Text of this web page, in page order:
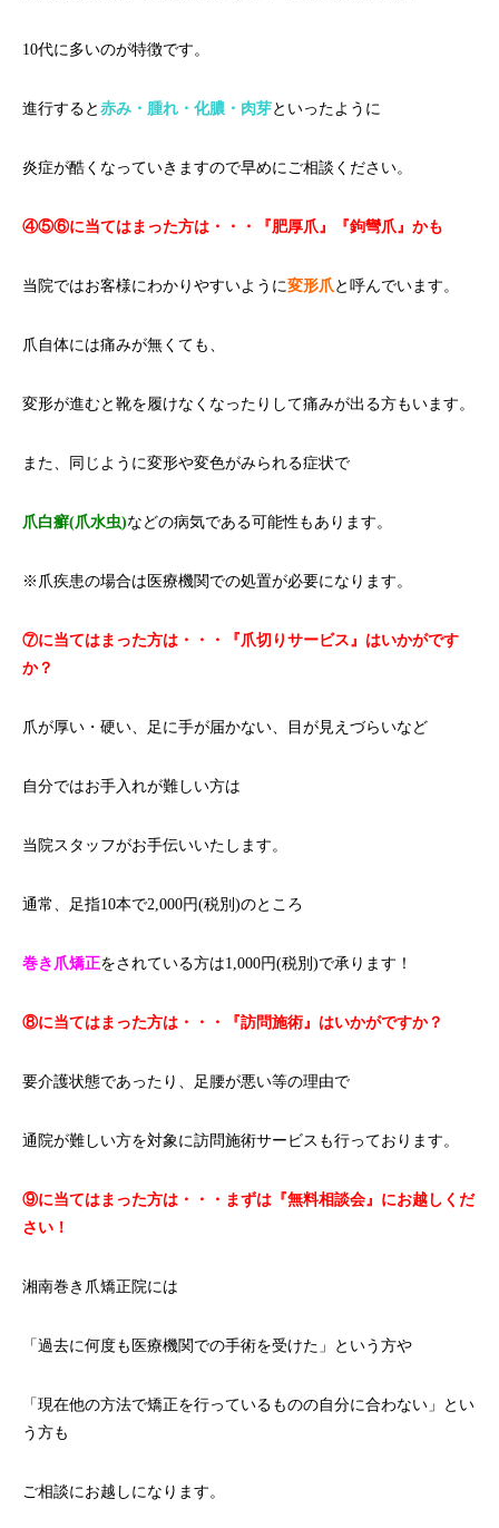
10代に多いのが特徴です。
進行すると 赤み・腫れ・化膿・肉芽といったように
炎症が酷くなっていきますので早めにご相談ください。
④⑤⑥に当てはまった方は・・・『肥厚爪』『鉤彎爪』かも
当院ではお客様にわかりやすいように変形爪と呼んでいます。
爪自体には痛みが無くても、
変形が進むと靴を履けなくなったりして痛みが出る方もいます。
また、同じように変形や変色がみられる症状で
爪白癬(爪水虫)などの病気である可能性もあります。
※爪疾患の場合は医療機関での処置が必要になります。
⑦に当てはまった方は・・・『爪切りサービス』はいかがです
か？
爪が厚い・硬い、足に手が届かない、目が見えづらいなど
自分ではお手入れが難しい方は
当院スタッフがお手伝いいたします。
通常、足指10本で2,000円(税別)のところ
巻き爪矯正をされている方は1,000円(税別)で承ります！
⑧に当てはまった方は・・・『訪問施術』はいかがですか？
要介護状態であったり、足腰が悪い等の理由で
通院が難しい方を対象に訪問施術サービスも行っております。
⑨に当てはまった方は・・・まずは『無料相談会』にお越しくだ
さい！
湘南巻き爪矯正院には
「過去に何度も医療機関での手術を受けた」という方や
「現在他の方法で矯正を行っているものの自分に合わない」とい
う方も
ご相談にお越しになります。